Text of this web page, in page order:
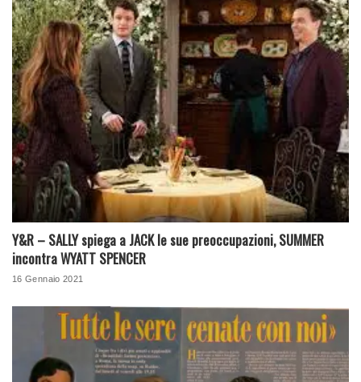
Y&R – SALLY spiega a JACK le sue preoccupazioni, SUMMER
incontra WYATT SPENCER
16 Gennaio 2021